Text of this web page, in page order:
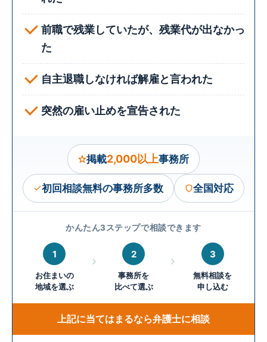
前職で残業していたが、残業代が出なかっ
た
自主退職しなければ解雇と言われた
突然の雇い止めを宣告された
掲載2,000以上事務所
初回相談無料の事務所多数 全国対応
かんたん3ステップで相談できます
1
お住まいの
地域を選ぶ
2
事務所を
比べて選ぶ
3
無料相談を
申し込む
上記に当てはまるなら弁護士に相談